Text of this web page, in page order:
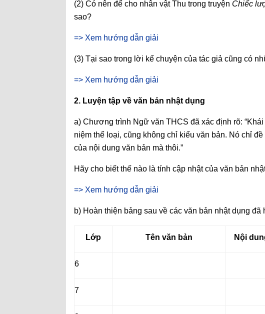
(2) Có nên để cho nhân vật Thu trong truyện Chiếc
sao?
=> Xem hướng dẫn giải
(3) Tại sao trong lời kể chuyện của tác giả cũng có
=> Xem hướng dẫn giải
2. Luyện tập về văn bản nhật dụng
a) Chương trình Ngữ văn THCS đã xác định rõ:
niệm thể loại, cũng không chỉ kiểu văn bản. Nó chỉ
của nội dung văn bản mà thôi.”
Hãy cho biết thế nào là tính cập nhật của văn bản
=> Xem hướng dẫn giải
b) Hoàn thiện bảng sau về các văn bản nhật dụng
Lớp Tên văn bản Nội
6
7